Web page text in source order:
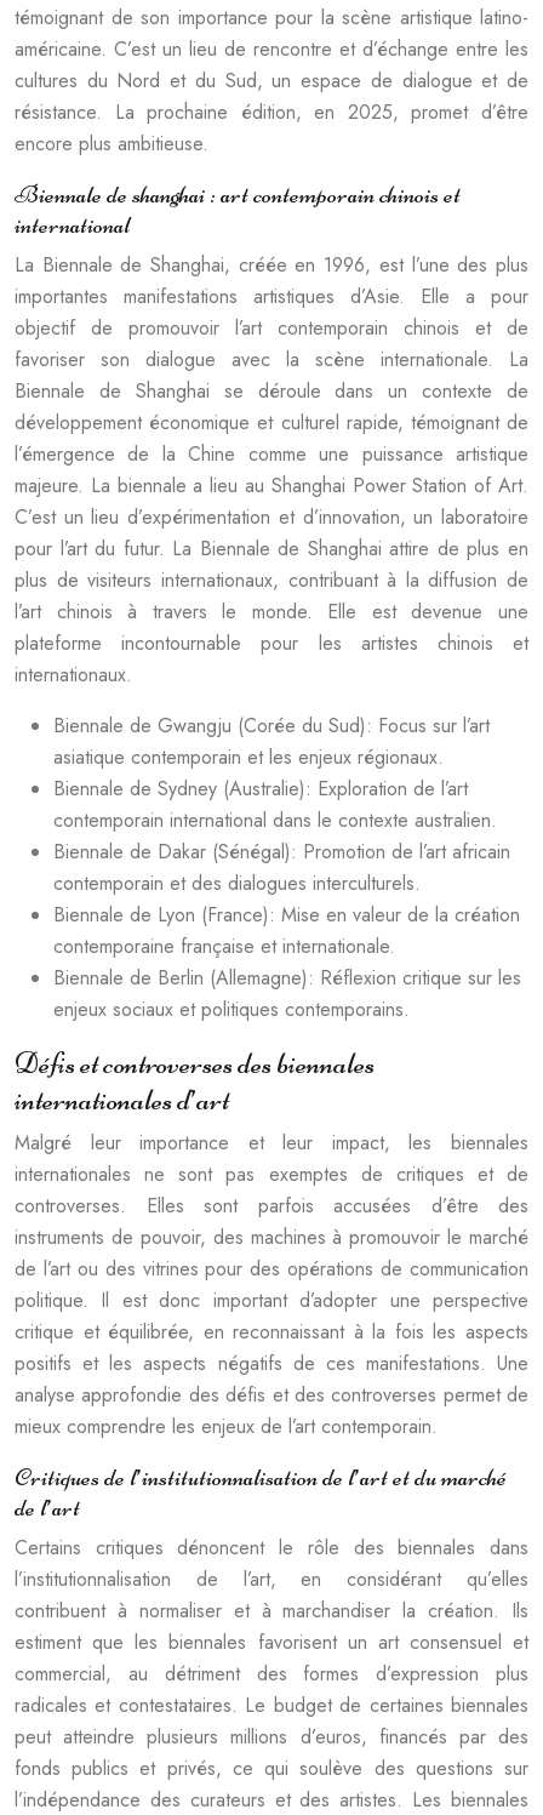
témoignant de son importance pour la scène artistique latino-
américaine. C’est un lieu de rencontre et d’échange entre les
cultures du Nord et du Sud, un espace de dialogue et de
résistance. La prochaine édition, en 2025, promet d’être
encore plus ambitieuse.
Biennale de shanghai : art contemporain chinois et
international
La Biennale de Shanghai, créée en 1996, est l’une des plus
importantes manifestations artistiques d’Asie. Elle a pour
objectif de promouvoir l’art contemporain chinois et de
favoriser son dialogue avec la scène internationale. La
Biennale de Shanghai se déroule dans un contexte de
développement économique et culturel rapide, témoignant de
l’émergence de la Chine comme une puissance artistique
majeure. La biennale a lieu au Shanghai Power Station of Art.
C’est un lieu d’expérimentation et d’innovation, un laboratoire
pour l’art du futur. La Biennale de Shanghai attire de plus en
plus de visiteurs internationaux, contribuant à la diffusion de
l’art chinois à travers le monde. Elle est devenue une
plateforme incontournable pour les artistes chinois et
internationaux.
Biennale de Gwangju (Corée du Sud): Focus sur l’art
asiatique contemporain et les enjeux régionaux.
Biennale de Sydney (Australie): Exploration de l’art
contemporain international dans le contexte australien.
Biennale de Dakar (Sénégal): Promotion de l’art africain
contemporain et des dialogues interculturels.
Biennale de Lyon (France): Mise en valeur de la création
contemporaine française et internationale.
Biennale de Berlin (Allemagne): Réflexion critique sur les
enjeux sociaux et politiques contemporains.
Défis et controverses des biennales
internationales d’art
Malgré leur importance et leur impact, les biennales
internationales ne sont pas exemptes de critiques et de
controverses. Elles sont parfois accusées d’être des
instruments de pouvoir, des machines à promouvoir le marché
de l’art ou des vitrines pour des opérations de communication
politique. Il est donc important d’adopter une perspective
critique et équilibrée, en reconnaissant à la fois les aspects
positifs et les aspects négatifs de ces manifestations. Une
analyse approfondie des défis et des controverses permet de
mieux comprendre les enjeux de l’art contemporain.
Critiques de l’institutionnalisation de l’art et du marché
de l’art
Certains critiques dénoncent le rôle des biennales dans
l’institutionnalisation de l’art, en considérant qu’elles
contribuent à normaliser et à marchandiser la création. Ils
estiment que les biennales favorisent un art consensuel et
commercial, au détriment des formes d’expression plus
radicales et contestataires. Le budget de certaines biennales
peut atteindre plusieurs millions d’euros, financés par des
fonds publics et privés, ce qui soulève des questions sur
l’indépendance des curateurs et des artistes. Les biennales